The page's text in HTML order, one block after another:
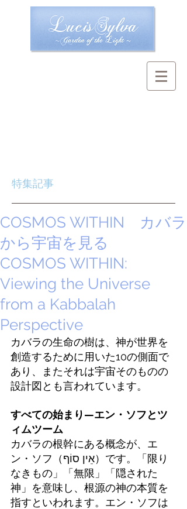
特集記事
COSMOS WITHIN カバラ
から宇宙を見る
COSMOS WITHIN:
Viewing the Universe
from a Kabbalah
Perspective
カバラの生命の樹は、神が世界を
創造するために用いた10の側面で
あり、またそれは宇宙そのものの
設計図とも言われています。
すべての始まり—エン・ソフとツ
ィムツーム
カバラの根幹にある概念が、エ
ン・ソフ（אֵין סוֹף）です。「限り
なきもの」「無限」「隠された
神」を意味し、根源の神の本質を
指すといわれます。エン・ソフは